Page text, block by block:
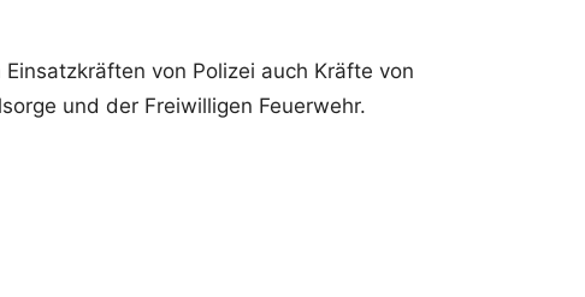
von Polizei auch Kräfte von
und der Freiwilligen Feuerwehr.